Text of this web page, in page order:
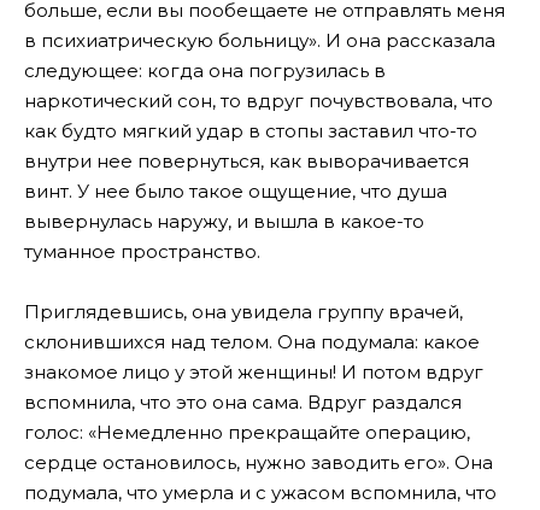
больше, если вы пообещаете не отправлять меня
в психиатрическую больницу». И она рассказала
следующее: когда она погрузилась в
наркотический сон, то вдруг почувствовала, что
как будто мягкий удар в стопы заставил что-то
внутри нее повернуться, как выворачивается
винт. У нее было такое ощущение, что душа
вывернулась наружу, и вышла в какое-то
туманное пространство.
Приглядевшись, она увидела группу врачей,
склонившихся над телом. Она подумала: какое
знакомое лицо у этой женщины! И потом вдруг
вспомнила, что это она сама. Вдруг раздался
голос: «Немедленно прекращайте операцию,
сердце остановилось, нужно заводить его». Она
подумала, что умерла и с ужасом вспомнила, что